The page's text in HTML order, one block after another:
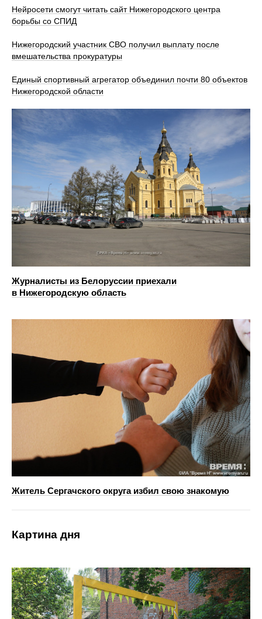
Нейросети смогут читать сайт Нижегородского центра
борьбы со СПИД
Нижегородский участник СВО получил выплату после
вмешательства прокуратуры
Единый спортивный агрегатор объединил почти 80 объектов
Нижегородской области
Журналисты из Белоруссии приехали
в Нижегородскую область
Житель Сергачского округа избил свою знакомую
Картина дня